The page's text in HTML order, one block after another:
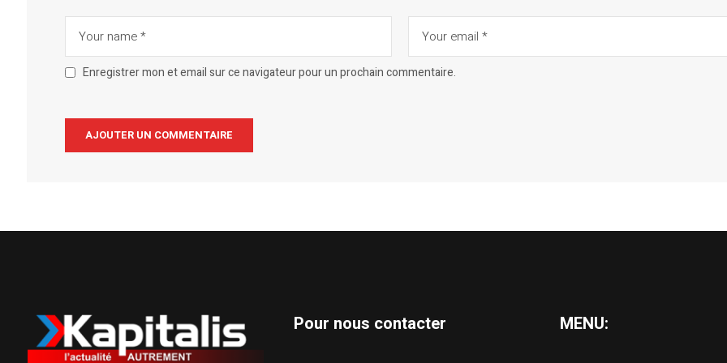
Enregistrer mon et email sur ce navigateur pour un prochain commentaire.
Pour nous contacter MENU: